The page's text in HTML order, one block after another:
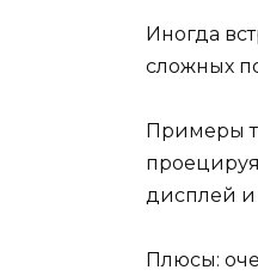
Иногда
сложных
Примеры
дисплей и
Плюсы: